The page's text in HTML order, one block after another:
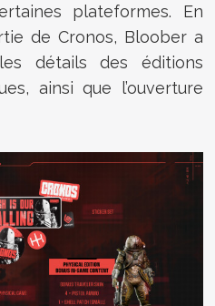
plateformes. En
de Cronos, Bloober a
détails des éditions
ainsi que l’ouverture